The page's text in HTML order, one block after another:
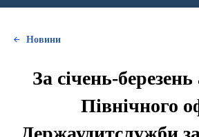
Новини
За січень-
Північного